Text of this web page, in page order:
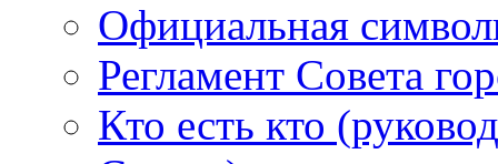
Официальная
Регламент Совета
Кто есть кто